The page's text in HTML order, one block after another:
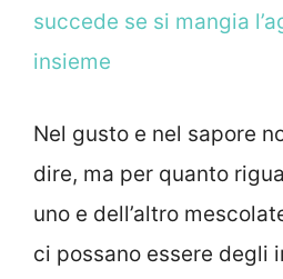
succede se si mangia
insieme
Nel gusto e nel sapore
dire, ma per quanto
uno e dell’altro
ci possano essere degli